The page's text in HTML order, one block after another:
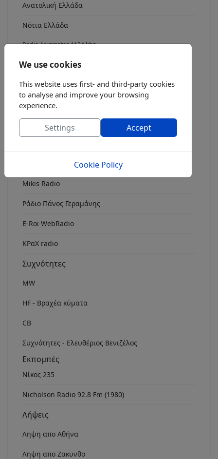
Ανατολική Ελλάδα
Νότια Ελλάδα
Radio Asyrmatos 1134 khz
FM stereo
Ράδιο fm7
Radio FM 8
Rock Fm Chania
Mikis Radio
Ράδιο Πάνος Γεραμάνης
Ε-Roi WebRadio
ΚΡαΧ radio
Συχνότητες
MW
HF - Βραχέα κύματα
CB
Συχνότητες - Ελευθέριος Βενιζέλος
Εκπομπές
Νίκος 235
Nicholson Radio 92.8 Fm (1980)
Λήψεις
Ληψη απο Αθήνα
Ληψη απο Ζακυνθο
We use cookies
This website uses first- and third-party cookies
to analyse and improve your browsing
experience.
Settings Accept
Cookie Policy